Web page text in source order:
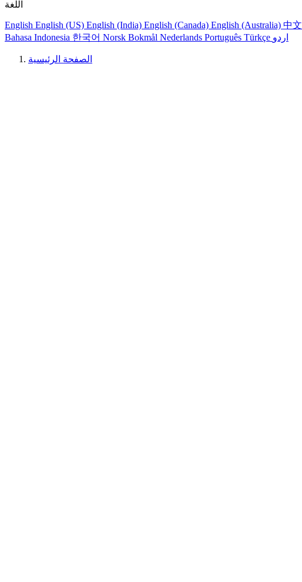
اللغة
English English (US) English (India) English (Canada) English (Australia) 中文
Bahasa Indonesia 한국어 Norsk Bokmål Nederlands Português Türkçe اردو
الصفحة الرئيسية